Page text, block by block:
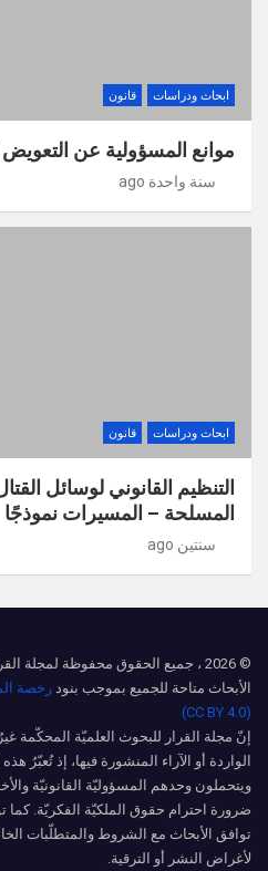
ابحاث ودراسات قانون
موانع المسؤولية عن التعويض
سنة واحدة ago
ابحاث ودراسات قانون
التنظيم القانوني لوسائل
المسلحة – المسيرات نموذجًا
سنتين ago
© 2026 ، جميع الحقوق محفوظة لمجلة
الأبحاث متاحة للجميع بموجب بنود
(CC BY 4.0)
إنّ مجلة القرار للبحوث العلميّة
الواردة أو الآراء المنشورة فيها، إذ تُعبّرُ
ويتحملون وحدهم المسؤوليّة القانونيّة
ضرورة احترام حقوق الملكيّة الفكريّة.
توافق الأبحاث مع الشروط والمتطلّبات
لأغراض النشر أو الترقية.